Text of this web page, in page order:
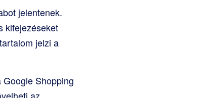
jelentenek.
kifejezéseket
jelzi a
Google Shopping
az